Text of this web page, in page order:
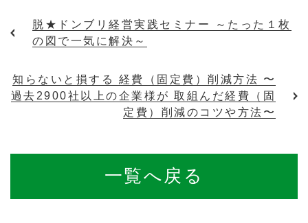
脱★ドンブリ経営実践セミナー ～たった１枚
の図で一気に解決～
一覧へ戻る
知らないと損する 経費（固定費）削減方法 〜
過去2900社以上の企業様が 取組んだ経費（固
定費）削減のコツや方法〜